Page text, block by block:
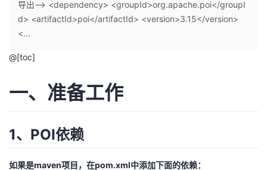
个
人
主
页
我
的
开
导出--> <dependency> <groupId>org.apache.poi</groupI
d> <artifactId>poi</artifactId> <version>3.15</version>
<...
@[toc]
一、准备工作
1、POI依赖
如果是maven项目，在pom.xml中添加下面的依赖：